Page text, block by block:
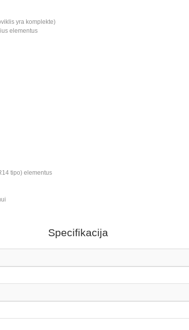
yra komplekte)
elementus
tipo) elementus
Specifikacija